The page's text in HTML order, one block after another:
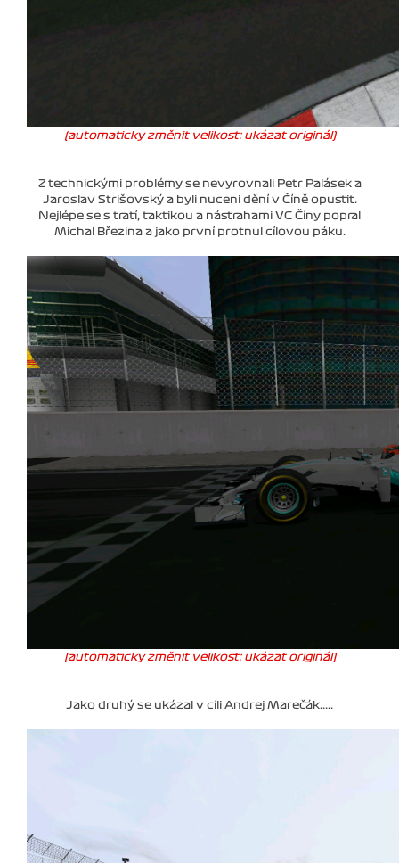
(automaticky změnit velikost: ukázat originál)
Z technickými problémy se nevyrovnali Petr Palásek a
Jaroslav Strišovský a byli nuceni dění v Číně opustit.
Nejlépe se s tratí, taktikou a nástrahami VC Číny popral
Michal Březina a jako první protnul cílovou páku.
(automaticky změnit velikost: ukázat originál)
Jako druhý se ukázal v cíli Andrej Marečák.....